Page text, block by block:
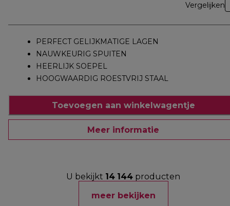
Vergelijken
PERFECT GELIJKMATIGE LAGEN
NAUWKEURIG SPUITEN
HEERLIJK SOEPEL
HOOGWAARDIG ROESTVRIJ STAAL
Toevoegen aan winkelwagentje
Meer informatie
U bekijkt 14 144 producten
meer bekijken